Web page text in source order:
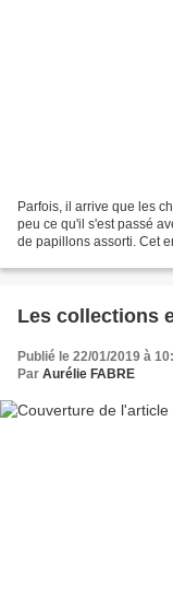
Parfois, il arrive que les
peu ce qu'il s'est passé
de papillons assorti. Cet
Les collections
Publié le 22/01/2019 à
Par Aurélie FABRE